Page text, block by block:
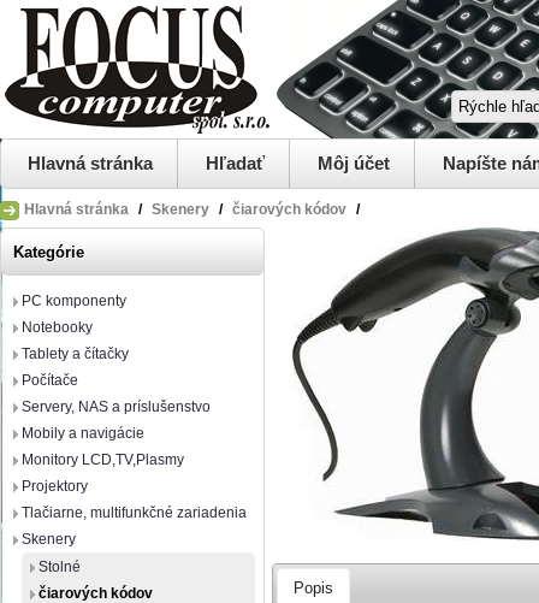
Hlavná stránka Hľadať Môj účet Napíšte
Hlavná stránka / Skenery / čiarových kódov /
Kategórie
PC komponenty
Notebooky
Tablety a čítačky
Počítače
Servery, NAS a príslušenstvo
Mobily a navigácie
Monitory LCD,TV,Plasmy
Projektory
Tlačiarne, multifunkčné zariadenia
Skenery
Stolné
čiarových kódov
Popis